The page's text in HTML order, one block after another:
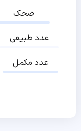
ضحک
عدد طبیعی
عدد مکمل